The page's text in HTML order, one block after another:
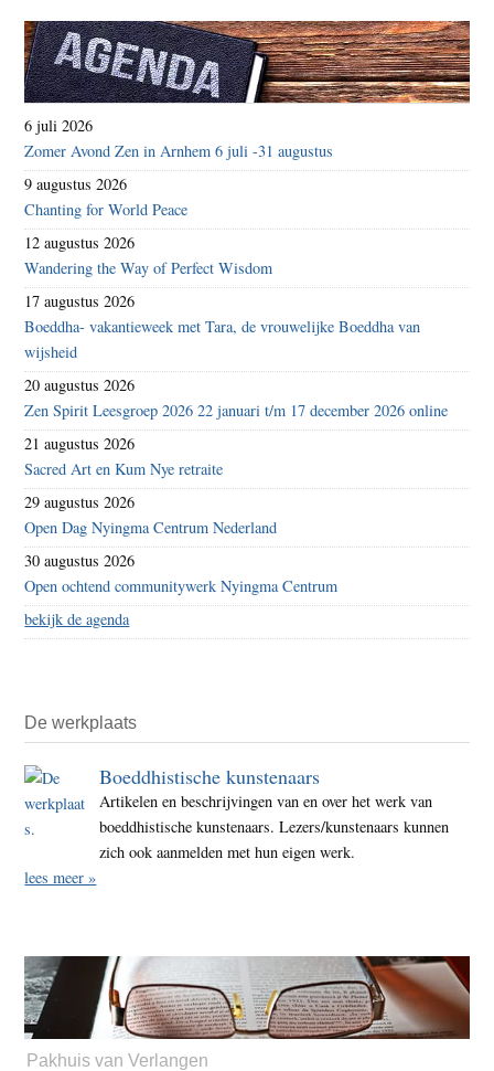
6 juli 2026
Zomer Avond Zen in Arnhem 6 juli -31 augustus
9 augustus 2026
Chanting for World Peace
12 augustus 2026
Wandering the Way of Perfect Wisdom
17 augustus 2026
Boeddha- vakantieweek met Tara, de vrouwelijke Boeddha van
wijsheid
20 augustus 2026
Zen Spirit Leesgroep 2026 22 januari t/m 17 december 2026 online
21 augustus 2026
Sacred Art en Kum Nye retraite
29 augustus 2026
Open Dag Nyingma Centrum Nederland
30 augustus 2026
Open ochtend communitywerk Nyingma Centrum
bekijk de agenda
De werkplaats
Boeddhistische kunstenaars
Artikelen en beschrijvingen van en over het werk van
boeddhistische kunstenaars. Lezers/kunstenaars kunnen
zich ook aanmelden met hun eigen werk.
lees meer »
Pakhuis van Verlangen